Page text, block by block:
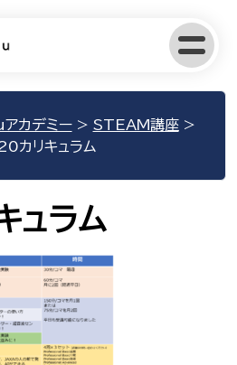
カデミー > STEAM講座 >
カリキュラム
ュラム